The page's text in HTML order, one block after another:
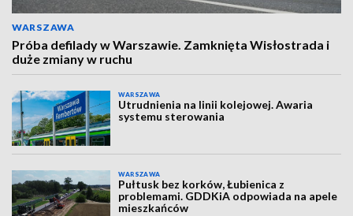
WARSZAWA
Próba defilady w Warszawie. Zamknięta Wisłostrada i
duże zmiany w ruchu
WARSZAWA
Utrudnienia na linii kolejowej. Awaria
systemu sterowania
WARSZAWA
Pułtusk bez korków, Łubienica z
problemami. GDDKiA odpowiada na apele
mieszkańców